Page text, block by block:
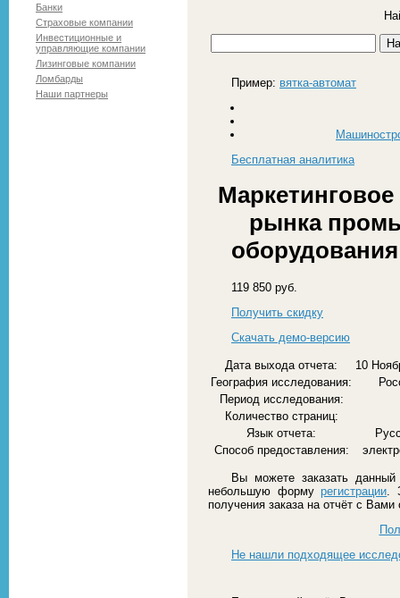
Банки
Страховые компании
Инвестиционные и
управляющие компании
Лизинговые компании
Ломбарды
Наши партнеры
Пример: вятка-автомат
Бесплатная аналитика
рынка
оборудования
119 850 руб.
Получить скидку
Скачать демо-версию
Дата выхода отчета:
10
География исследования:
Период исследования:
Количество страниц:
Язык отчета:
Способ предоставления:
Вы можете заказать
небольшую формурегистрации .
получения заказа на отчёт с
Не нашли подходящее